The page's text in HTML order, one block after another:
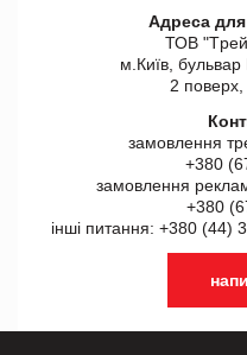
Адреса для
ТОВ
м.Київ,
2
замовлення
+380
замовлення
+380
інші питання: +380 (44)